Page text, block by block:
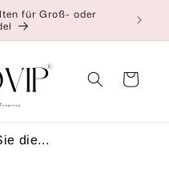
für Groß- oder
Warenkorb
die...